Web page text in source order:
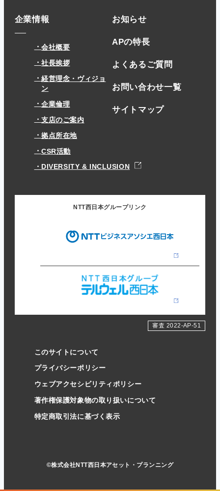
企業情報
会社概要
社長挨拶
経営理念・ヴィジョ
ン
企業倫理
支店のご案内
拠点所在地
CSR活動
DIVERSITY & INCLUSION
お知らせ
APの特長
よくあるご質問
お問い合わせ一覧
サイトマップ
NTT西日本グループリンク
審査 2022-AP-51
このサイトについて
プライバシーポリシー
ウェブアクセシビリティポリシー
著作権保護対象物の取り扱いについて
特定商取引法に基づく表示
©株式会社NTT西日本アセット・プランニング